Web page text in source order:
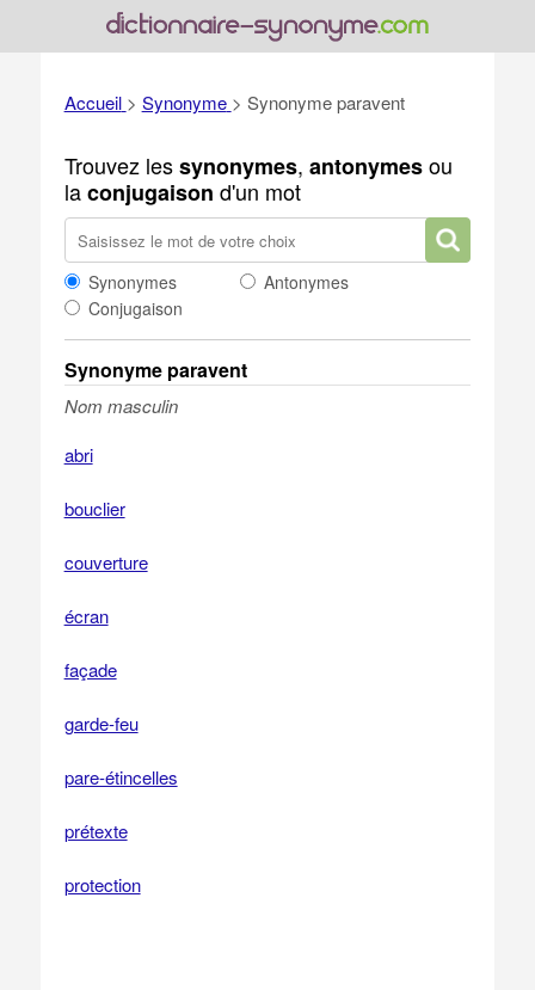
Accueil > Synonyme > Synonyme paravent
Trouvez lessynonymes, antonymesou
laconjugaison d'un mot
Synonymes
Antonymes
Conjugaison
Synonyme paravent
Nom masculin
abri
bouclier
couverture
écran
façade
garde-feu
pare-étincelles
prétexte
protection